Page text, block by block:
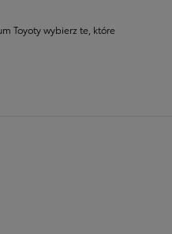
Toyoty wybierz te, które